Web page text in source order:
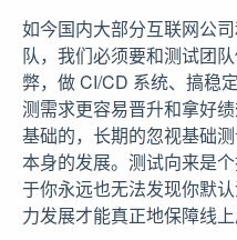
如今国内大部分互联网公
队，我们必须要和测试团
弊，做 CI/CD 系统、搞稳
测需求更容易晋升和拿好
基础的，长期的忽视基础
本身的发展。测试向来是
于你永远也无法发现你默
力发展才能真正地保障线上